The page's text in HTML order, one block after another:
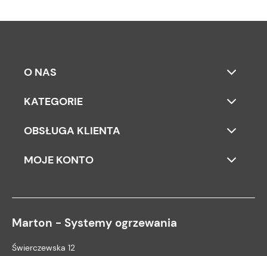
O NAS
KATEGORIE
OBSŁUGA KLIENTA
MOJE KONTO
Marton - Systemy ogrzewania
Świerczewska 12